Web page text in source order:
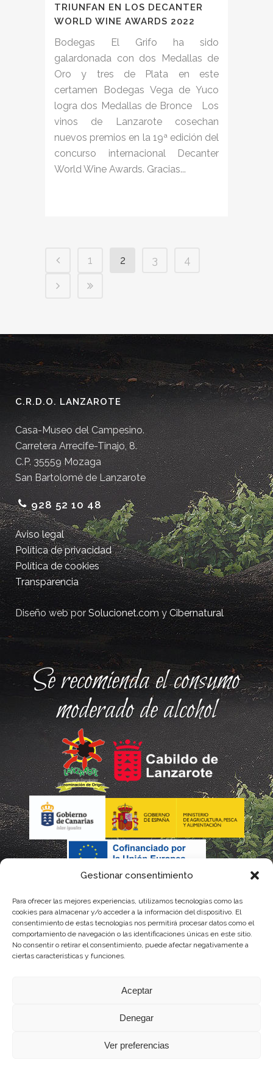
Gestionar consentimiento
Para ofrecer las mejores experiencias, utilizamos tecnologías como las
cookies para almacenar y/o acceder a la información del dispositivo. El
consentimiento de estas tecnologías nos permitirá procesar datos como el
comportamiento de navegación o las identificaciones únicas en este sitio.
No consentir o retirar el consentimiento, puede afectar negativamente a
ciertas características y funciones.
Aceptar
Denegar
Ver preferencias
TRIUNFAN EN LOS DECANTER
WORLD WINE AWARDS 2022
Bodegas El Grifo ha sido
galardonada con dos Medallas de
Oro y tres de Plata en este
certamen Bodegas Vega de Yuco
logra dos Medallas de Bronce Los
vinos de Lanzarote cosechan
nuevos premios en la 19ª edición del
concurso internacional Decanter
World Wine Awards. Gracias...
1 2 3 4
C.R.D.O. LANZAROTE
Casa-Museo del Campesino.
Carretera Arrecife-Tinajo, 8.
C.P. 35559 Mozaga
San Bartolomé de Lanzarote
928 52 10 48
Aviso legal
Política de privacidad
Política de cookies
Transparencia
Diseño web porSolucionet.comyCibernatural
Se recomienda el consumo
moderado de alcohol
La gestión de la DOP Lanzarote realizada por este Consejo
Regulador es financiada, parcialmente, por el Gobierno de
Canarias
Instituto Canario de Calidad Agroalimentaria